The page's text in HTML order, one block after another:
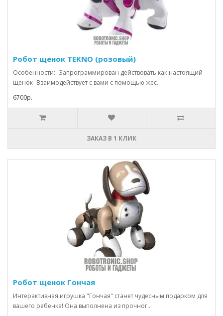
Робот щенок TEKNO (розовый)
Особенности:- Запрограммирован действовать как настоящий
щенок- Взаимодействует с вами с помощью жес..
6700р.
ЗАКАЗ В 1 КЛИК
Робот щенок Гончая
Интерактивная игрушка "Гончая" станет чудесным подарком для
вашего ребенка! Она выполнена из прочног..